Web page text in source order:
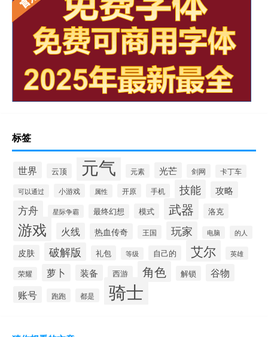
标签
世界 云顶 元气 元素 光芒 剑网 卡丁车
可以通过 小游戏 属性 开原 手机 技能 攻略
方舟 星际争霸 最终幻想 模式 武器 洛克
游戏 火线 热血传奇 王国 玩家 电脑 的人
皮肤 破解版 礼包 等级 自己的 艾尔 英雄
荣耀 萝卜 装备 西游 角色 解锁 谷物
账号 跑跑 都是 骑士